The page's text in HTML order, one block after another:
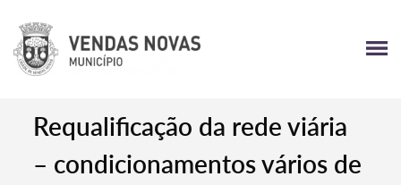
Requalificação da rede viária
– condicionamentos vários de